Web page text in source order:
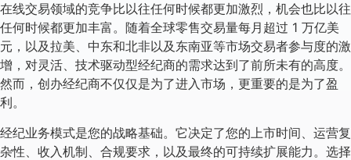
在线交易领域的竞争比以往任何时候都更加激烈，机会也比以往
任何时候都更加丰富。随着全球零售交易量每月超过 1 万亿美
元，以及拉美、中东和北非以及东南亚等市场交易者参与度的激
增，对灵活、技术驱动型经纪商的需求达到了前所未有的高度。
然而，创办经纪商不仅仅是为了进入市场，更重要的是为了盈
利。
经纪业务模式是您的战略基础。它决定了您的上市时间、运营复
杂性、收入机制、合规要求，以及最终的可持续扩展能力。选择